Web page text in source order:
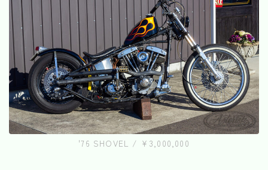
'76 SHOVEL / ¥3,000,000